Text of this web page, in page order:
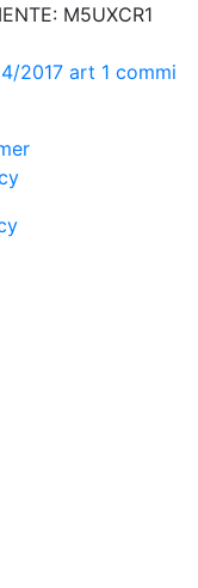
M5UXCR1
2017 art 1 commi